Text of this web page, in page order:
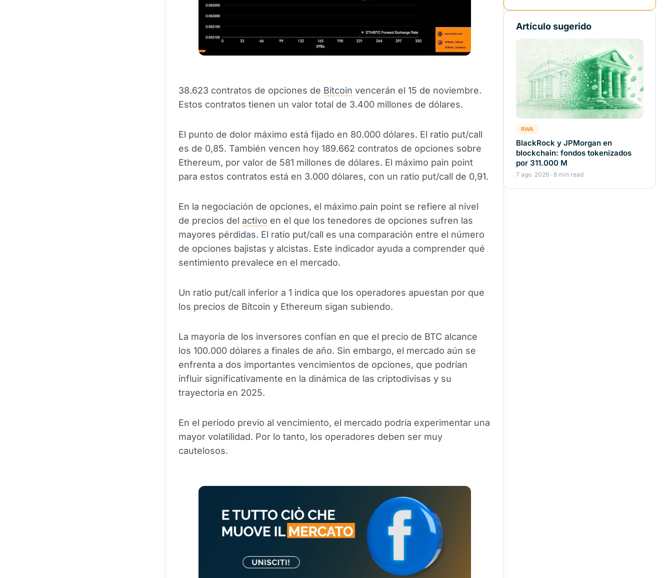
38.623 contratos de opciones de Bitcoin vencerán el 15 de noviembre.
Estos contratos tienen un valor total de 3.400 millones de dólares.
El punto de dolor máximo está fijado en 80.000 dólares. El ratio put/call
es de 0,85. También vencen hoy 189.662 contratos de opciones sobre
Ethereum, por valor de 581 millones de dólares. El máximo pain point
para estos contratos está en 3.000 dólares, con un ratio put/call de 0,91.
En la negociación de opciones, el máximo pain point se refiere al nivel
de precios del activo en el que los tenedores de opciones sufren las
mayores pérdidas. El ratio put/call es una comparación entre el número
de opciones bajistas y alcistas. Este indicador ayuda a comprender qué
sentimiento prevalece en el mercado.
Un ratio put/call inferior a 1 indica que los operadores apuestan por que
los precios de Bitcoin y Ethereum sigan subiendo.
La mayoría de los inversores confían en que el precio de BTC alcance
los 100.000 dólares a finales de año. Sin embargo, el mercado aún se
enfrenta a dos importantes vencimientos de opciones, que podrían
influir significativamente en la dinámica de las criptodivisas y su
trayectoria en 2025.
En el periodo previo al vencimiento, el mercado podría experimentar una
mayor volatilidad. Por lo tanto, los operadores deben ser muy
cautelosos.
Artículo sugerido
RWA
BlackRock y JPMorgan en
blockchain: fondos tokenizados
por 311.000 M
7 ago. 2026 · 6 min read